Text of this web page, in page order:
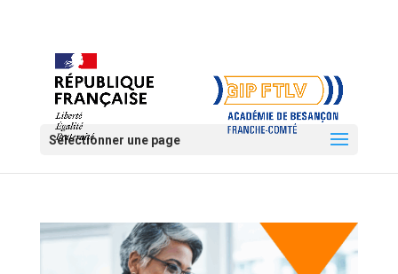
Sélectionner une page